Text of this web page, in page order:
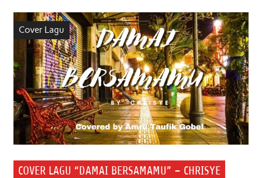
Cover Lagu
COVER LAGU “DAMAI BERSAMAMU” – CHRISYE